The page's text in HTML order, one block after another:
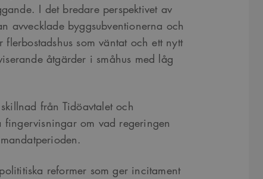
I det bredare perspektivet av
avvecklade byggsubventionerna och
som väntat och ett nytt
åtgärder i småhus med låg
från Tidöavtalet och
om vad regeringen
reformer som ger incitament